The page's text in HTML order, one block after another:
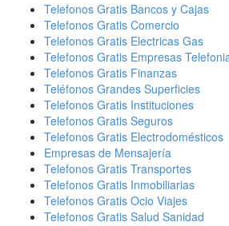
Telefonos Gratis Bancos y Cajas
Telefonos Gratis Comercio
Telefonos Gratis Electricas Gas
Telefonos Gratis Empresas
Telefonos Gratis Finanzas
Teléfonos Grandes Superficies
Telefonos Gratis Instituciones
Telefonos Gratis Seguros
Telefonos Gratis Electrodomésticos
Empresas de Mensajería
Telefonos Gratis Transportes
Telefonos Gratis Inmobiliarias
Telefonos Gratis Ocio Viajes
Telefonos Gratis Salud Sanidad